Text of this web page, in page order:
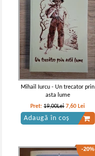
Mihail Iurcu - Un trecator prin
asta lume
Pret:19,00Lei 7,60 Lei
Adaugă în coș
-20%